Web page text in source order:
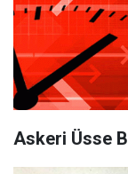
Askeri Üsse